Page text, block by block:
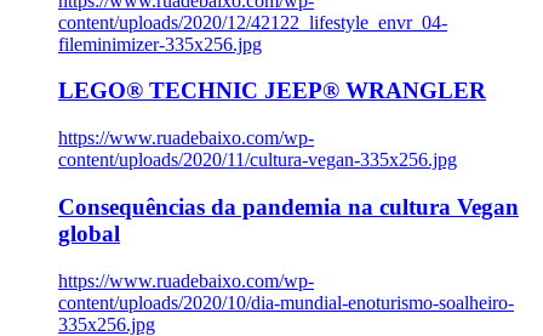
content/uploads/2020/12/42122_lifestyle_envr_04-
fileminimizer-335x256.jpg
LEGO® TECHNIC JEEP® WRANGLER
https://www.ruadebaixo.com/wp-
content/uploads/2020/11/cultura-vegan-335x256.jpg
Consequências da pandemia na cultura Vegan
global
https://www.ruadebaixo.com/wp-
content/uploads/2020/10/dia-mundial-enoturismo-soalheiro-
335x256.jpg